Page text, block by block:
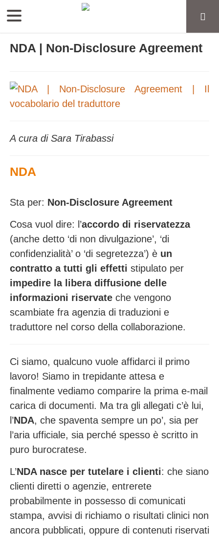
NDA | Non-Disclosure Agreement
A cura di Sara Tirabassi
NDA
Sta per: Non-Disclosure Agreement
Cosa vuol dire: l’accordo di riservatezza
(anche detto ‘di non divulgazione’, ‘di
confidenzialità’ o ‘di segretezza’) è un
contratto a tutti gli effetti stipulato per
impedire la libera diffusione delle
informazioni riservate che vengono
scambiate fra agenzia di traduzioni e
traduttore nel corso della collaborazione.
Ci siamo, qualcuno vuole affidarci il primo
lavoro! Siamo in trepidante attesa e
finalmente vediamo comparire la prima e-mail
carica di documenti. Ma tra gli allegati c’è lui,
l’NDA, che spaventa sempre un po’, sia per
l’aria ufficiale, sia perché spesso è scritto in
puro burocratese.
L’NDA nasce per tutelare i clienti: che siano
clienti diretti o agenzie, entrerete
probabilmente in possesso di comunicati
stampa, avvisi di richiamo o risultati clinici non
ancora pubblicati, oppure di contenuti riservati